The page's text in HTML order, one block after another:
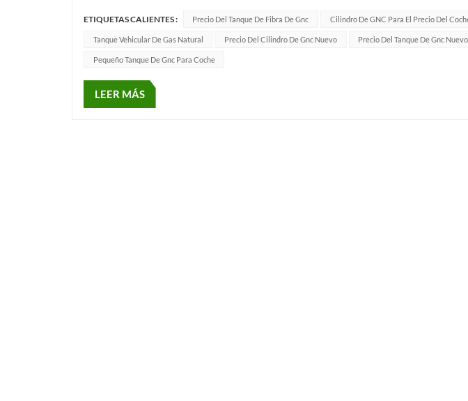
ETIQUETAS CALIENTES : Precio Del Tanque De Fibra De Gnc Cilindro De GNC Para El Precio Del
Tanque Vehicular De Gas Natural Precio Del Cilindro De Gnc Nuevo Precio Del Tanque De Gnc Nuevo
Pequeño Tanque De Gnc Para Coche
LEER MÁS